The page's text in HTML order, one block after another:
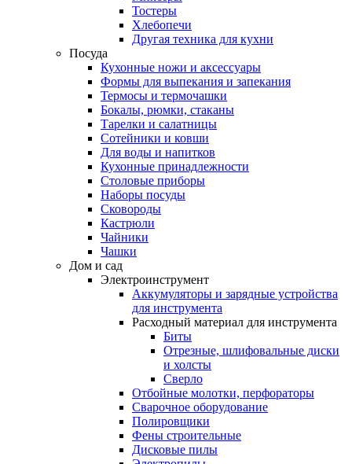
Тостеры
Хлебопечи
Другая техника для кухни
Посуда
Кухонные ножи и аксессуары
Формы для выпекания и запекания
Термосы и термочашки
Бокалы, рюмки, стаканы
Тарелки и салатницы
Сотейники и ковши
Для воды и напитков
Кухонные принадлежности
Столовые приборы
Наборы посуды
Сковороды
Кастрюли
Чайники
Чашки
Дом и сад
Электроинструмент
Аккумуляторы и зарядные устройства
для инструмента
Расходный материал для инструмента
Биты
Отрезные, шлифовальные диски
и холсты
Сверло
Отбойные молотки, перфораторы
Сварочное оборудование
Полировщики
Фены строительные
Дисковые пилы